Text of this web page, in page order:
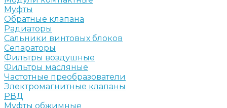
Муфты
Обратные клапана
Радиаторы
Сальники винтовых блоков
Сепараторы
Фильтры воздушные
Фильтры масляные
Частотные преобразователи
Электромагнитные клапаны
РВД
Муфты обжимные